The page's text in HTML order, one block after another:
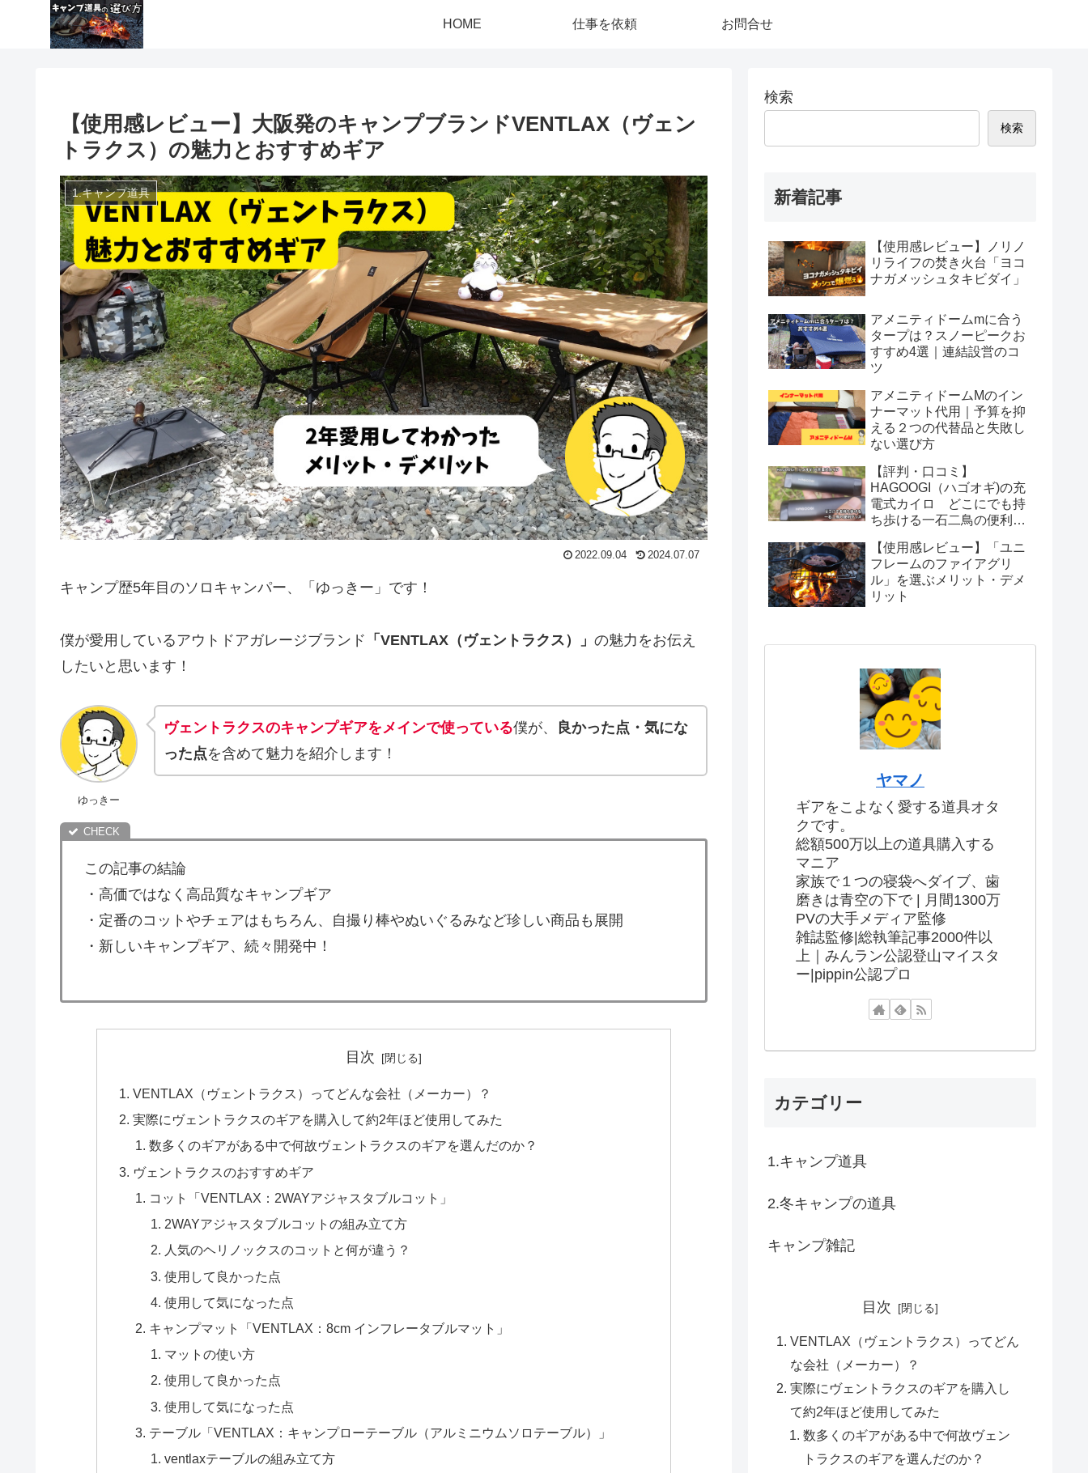
HOME 仕事を依頼 お問合せ
【使用感レビュー】大阪発のキャンプブランドVENTLAX（ヴェン
トラクス）の魅力とおすすめギア
1.キャンプ道具
2022.09.04 2024.07.07
キャンプ歴5年目のソロキャンパー、「ゆっきー」です！
僕が愛用しているアウトドアガレージブランド 「VENTLAX（ヴェントラクス）」 の魅力をお伝え
したいと思います！
ゆっきー
ヴェントラクスのキャンプギアをメインで使っている僕が、
良かった点・気にな
った点を含めて魅力を紹介します！
この記事の結論
・高価ではなく高品質なキャンプギア
・定番のコットやチェアはもちろん、自撮り棒やぬいぐるみなど珍しい商品も展開
・新しいキャンプギア、続々開発中！
目次
VENTLAX（ヴェントラクス）ってどんな会社（メーカー）？
実際にヴェントラクスのギアを購入して約2年ほど使用してみた
数多くのギアがある中で何故ヴェントラクスのギアを選んだのか？
ヴェントラクスのおすすめギア
コット「VENTLAX：2WAYアジャスタブルコット」
2WAYアジャスタブルコットの組み立て方
人気のヘリノックスのコットと何が違う？
使用して良かった点
使用して気になった点
キャンプマット「VENTLAX：8cm インフレータブルマット」
マットの使い方
使用して良かった点
使用して気になった点
テーブル「VENTLAX：キャンプローテーブル（アルミニウムソロテーブル）」
ventlaxテーブルの組み立て方
検索
検索
新着記事
【使用感レビュー】ノリノ
リライフの焚き火台「ヨコ
ナガメッシュタキビダイ」
アメニティドームmに合う
タープは？スノーピークお
すすめ4選｜連結設営のコ
ツ
アメニティドームMのイン
ナーマット代用｜予算を抑
える２つの代替品と失敗し
ない選び方
【評判・口コミ】
HAGOOGI（ハゴオギ)の充
電式カイロ どこにでも持
ち歩ける一石二鳥の便利グ
【使用感レビュー】「ユニ
フレームのファイアグリ
ル」を選ぶメリット・デメ
リット
ヤマノ
ギアをこよなく愛する道具オタ
クです。
総額500万以上の道具購入する
マニア
家族で１つの寝袋へダイブ、歯
磨きは青空の下で | 月間1300万
PVの大手メディア監修
雑誌監修|総執筆記事2000件以
上｜みんラン公認登山マイスタ
ー|pippin公認プロ
カテゴリー
1.キャンプ道具
2.冬キャンプの道具
キャンプ雑記
目次
VENTLAX（ヴェントラクス）ってどん
な会社（メーカー）？
実際にヴェントラクスのギアを購入し
て約2年ほど使用してみた
数多くのギアがある中で何故ヴェン
トラクスのギアを選んだのか？